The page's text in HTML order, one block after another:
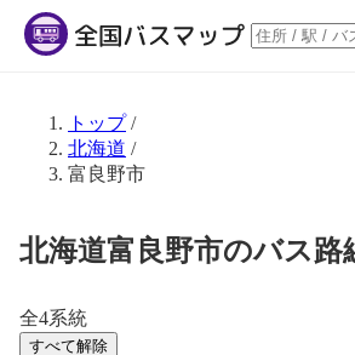
トップ/
北海道 /
富良野市
北海道富良野市のバス路
全4系統
すべて解除